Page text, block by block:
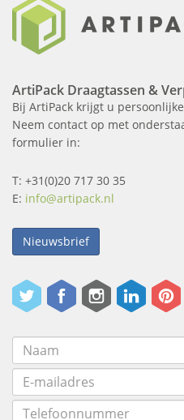
ArtiPack Draagtassen &
Bij ArtiPack krijgt u
Neem contact op met
formulier in:
T: +31(0)20 717 30 35
E: info@artipack.nl
Nieuwsbrief